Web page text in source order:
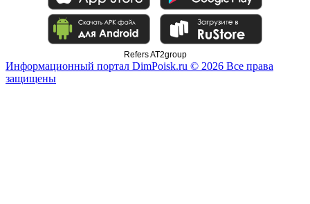
Refers AT2group
Информационный портал DimPoisk.ru © 2026 Все права
защищены